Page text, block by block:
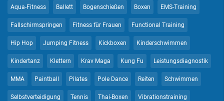
Aqua-Fitness Ballett Bogenschießen Boxen EMS-Training
Fallschirmspringen Fitness für Frauen Functional Training
Hip Hop Jumping Fitness Kickboxen Kinderschwimmen
Kindertanz Klettern Krav Maga Kung Fu Leistungsdiagnostik
MMA Paintball Pilates Pole Dance Reiten Schwimmen
Selbstverteidigung Tennis Thai-Boxen Vibrationstraining